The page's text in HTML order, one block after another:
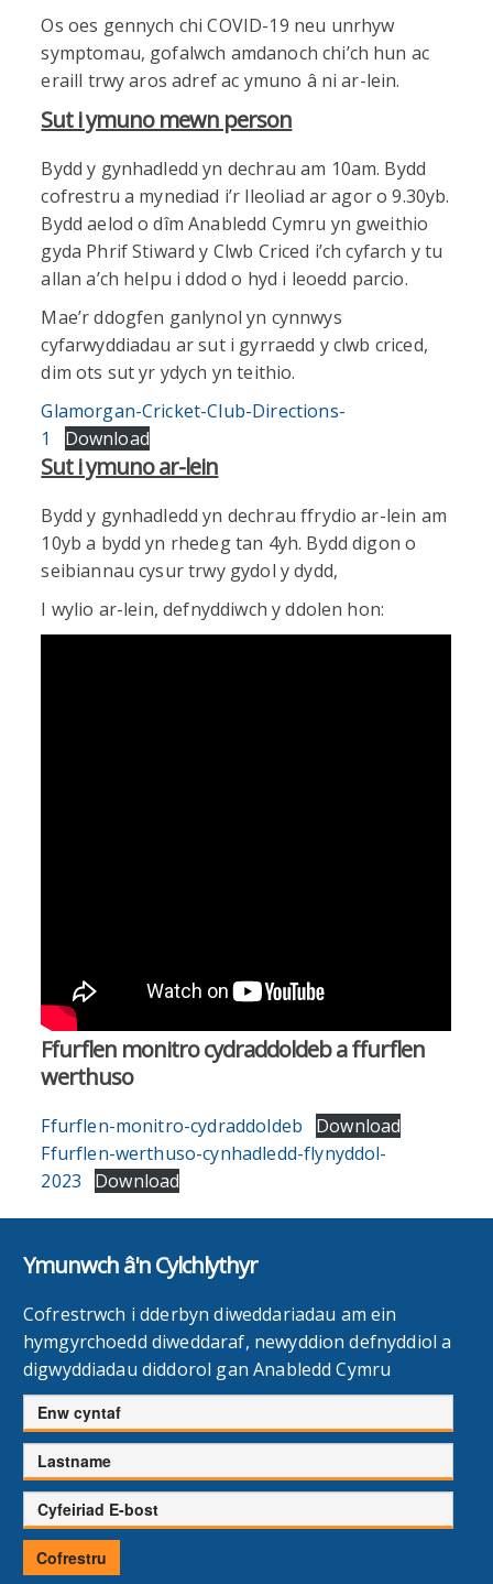
Os oes gennych chi COVID-19 neu unrhyw
symptomau, gofalwch amdanoch chi’ch hun ac
eraill trwy aros adref ac ymuno â ni ar-lein.
Sut i ymuno mewn person
Bydd y gynhadledd yn dechrau am 10am. Bydd
cofrestru a mynediad i’r lleoliad ar agor o 9.30yb.
Bydd aelod o dîm Anabledd Cymru yn gweithio
gyda Phrif Stiward y Clwb Criced i’ch cyfarch y tu
allan a’ch helpu i ddod o hyd i leoedd parcio.
Mae’r ddogfen ganlynol yn cynnwys
cyfarwyddiadau ar sut i gyrraedd y clwb criced,
dim ots sut yr ydych yn teithio.
Glamorgan-Cricket-Club-Directions-
1
Download
Sut i ymuno ar-lein
Bydd y gynhadledd yn dechrau ffrydio ar-lein am
10yb a bydd yn rhedeg tan 4yh. Bydd digon o
seibiannau cysur trwy gydol y dydd,
I wylio ar-lein, defnyddiwch y ddolen hon:
Ffurflen monitro cydraddoldeb a ffurflen
werthuso
Ffurflen-monitro-cydraddoldeb
Download
Ffurflen-werthuso-cynhadledd-flynyddol-
2023
Download
Ymunwch â'n Cylchlythyr
Cofrestrwch i dderbyn diweddariadau am ein
hymgyrchoedd diweddaraf, newyddion defnyddiol a
digwyddiadau diddorol gan Anabledd Cymru
Enw
cyntaf
Cyfenw
Cyfeiriad
E-
bost
Cofrestru